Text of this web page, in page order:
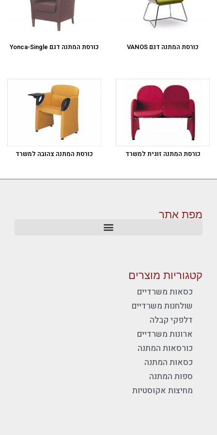
כורסת המתנה דגם VANOS כורסת המתנה דגם Yonca-Single
כורסת המתנה זוגית למשרד כורסת המתנה צהובה למשרד
מפת אתר
קטגוריות מוצרים
כסאות משרדיים
שולחנות משרדיים
דלפקי קבלה
ארונות משרדיים
כורסאות המתנה
כסאות המתנה
ספות המתנה
מחיצות אקוסטיות